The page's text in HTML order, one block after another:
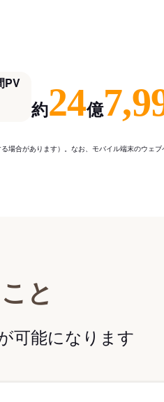
PV
約24億
場合があります）。なお、モバイル端末のウェ
と
可能になります